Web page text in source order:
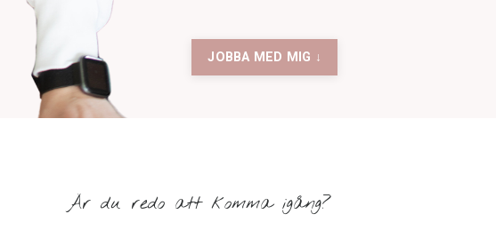
JOBBA MED MIG ↓
Är du redo att komma igång?